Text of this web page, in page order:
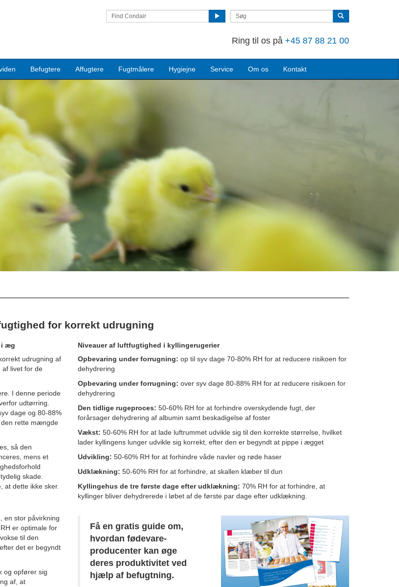
Find Condair
Ring til os på +45 87 88 21 00
Befugtere Affugtere Fugtmålere Hygiejne Service Om os Kontakt
for korrekt udrugning
i æg
udrugning af
livet for de
I denne periode
udtørring.
dage og 80-88%
rette mængde
så den
mens et
skade.
at dette ikke sker.
en stor påvirkning
er optimale for
til den
det er begyndt
og opfører sig
af, at
Niveauer af luftfugtighed i kyllingerugerier
Opbevaring under forrugning: op til syv dage 70-80% RH for at reducere risikoen for
dehydrering
Opbevaring under forrugning: over syv dage 80-88% RH for at reducere risikoen for
dehydrering
Den tidlige rugeproces: 50-60% RH for at forhindre overskydende fugt, der
forårsager dehydrering af albumin samt beskadigelse af foster
Vækst: 50-60% RH for at lade luftrummet udvikle sig til den korrekte størrelse, hvilket
lader kyllingens lunger udvikle sig korrekt, efter den er begyndt at pippe i ægget
Udvikling: 50-60% RH for at forhindre våde navler og røde haser
Udklækning: 50-60% RH for at forhindre, at skallen klæber til dun
Kyllingehus de tre første dage efter udklækning: 70% RH for at forhindre, at
kyllinger bliver dehydrerede i løbet af de første par dage efter udklækning.
Få en gratis guide om,
hvordan fødevare-
producenter kan øge
deres produktivitet ved
hjælp af befugtning.